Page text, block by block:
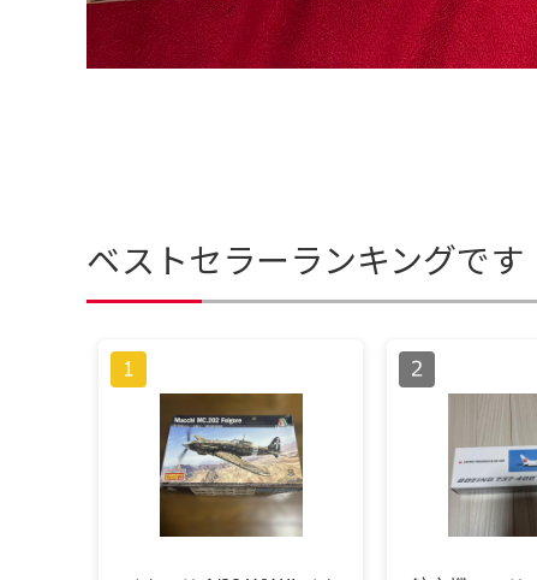
ベストセラーランキングです